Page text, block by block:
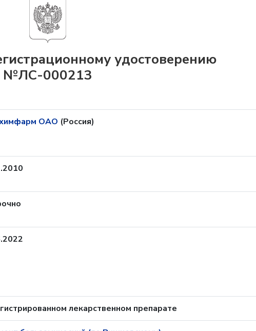
удостоверению
№ЛС-000213
ОАО (Россия)
лекарственном препарате